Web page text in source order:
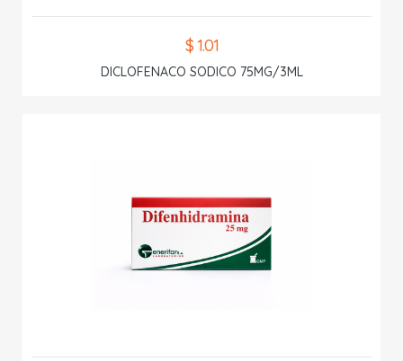
$ 1.01
DICLOFENACO SODICO 75MG/3ML